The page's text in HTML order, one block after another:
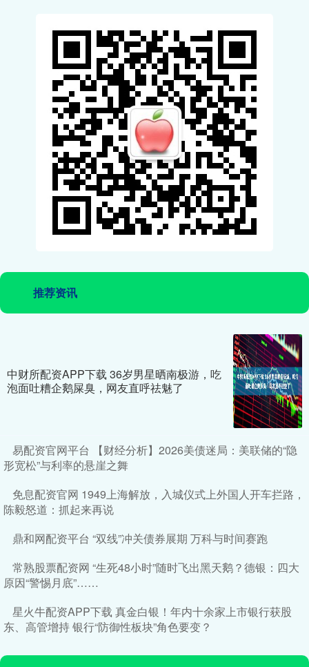
推荐资讯
中财所配资APP下载 36岁男星晒南极游，吃
泡面吐糟企鹅屎臭，网友直呼祛魅了
易配资官网平台 【财经分析】2026美债迷局：美联储的“隐
形宽松”与利率的悬崖之舞
免息配资官网 1949上海解放，入城仪式上外国人开车拦路，
陈毅怒道：抓起来再说
鼎和网配资平台 “双线”冲关债券展期 万科与时间赛跑
常熟股票配资网 “生死48小时”随时飞出黑天鹅？德银：四大
原因“警惕月底”……
星火牛配资APP下载 真金白银！年内十余家上市银行获股
东、高管增持 银行“防御性板块”角色要变？